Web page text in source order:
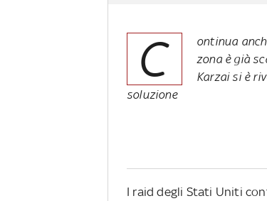
C
ontinua
zona è già
Karzai si è
soluzione
I raid degli Stati Uniti